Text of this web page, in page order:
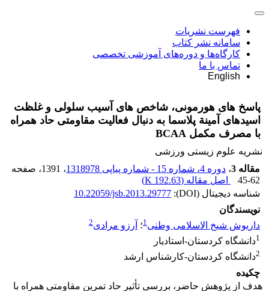
فهرست نشریات
سامانه نشر کتاب
کارگاه‌ها و دوره‌های آموزشی تخصصی
تماس با ما
English
پاسخ های هورمونی، شاخص های آسیب سلولی و غلظت
اسیدهای آمینة پلاسما به دنبال فعالیت مقاومتی حاد همراه
با مصرف مکمل BCAA
نشریه علوم زیستی ورزشی
مقاله 3
، دوره 4، شماره 15 - شماره پیاپی 1318978 ، 1391
، صفحه
45-62
اصل مقاله (192.63 K
)
شناسه دیجیتال (DOI):
10.22059/jsb.2013.29777
نویسندگان
داریوش شیخ الاسلامی وطنی1؛ آرزو مرادی2
1دانشگاه کردستان-استادیار
2دانشگاه کردستان-کارشناس ارشد
چکیده
هدف از پژوهش حاضر، بررسی تأثیر حاد تمرین مقاومتی همراه با